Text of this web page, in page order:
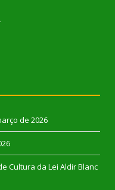
de 2026
Cultura da Lei Aldir Blanc